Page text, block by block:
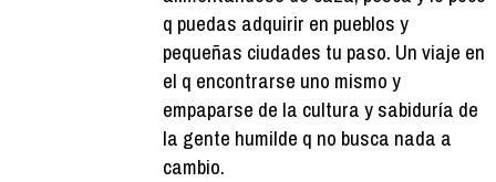
q puedas adquirir en pueblos y
pequeñas ciudades tu paso. Un viaje en
el q encontrarse uno mismo y
empaparse de la cultura y sabiduría de
la gente humilde q no busca nada a
cambio.